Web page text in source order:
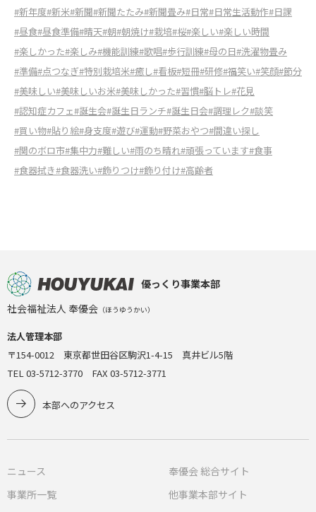
#新年度#新米#新聞#新聞たたみ#新聞畳み#日常#日常生活動作#日課
#昼食#昼食準備#晴天#朝#朝焼け#栽培#桜#楽しい#楽しい時間
#楽しかった#楽しみ#機能訓練#歌唱#歩行訓練#母の日#洗濯物畳み
#準備#点つなぎ#特別栽培米#癒し#看板#短冊#研修#福笑い#笑顔#節分
#美味しい#美味しいお米#美味しかった#習慣#脳トレ#花見
#認知症カフェ#誕生会#誕生日ランチ#誕生日会#調理レク#談笑
#買い物#貼り絵#身支度#遊び#運動#野菜おやつ#間違い探し
#関のボロ市#集中力#難しい#雨のち晴れ#頑張っています#食事
#食器拭き#食器洗い#飾りつけ#飾り付け#高齢者
優っくり事業本部
社会福祉法人 奉優会 （ほうゆうかい）
法人管理本部
〒154-0012 東京都世田谷区駒沢1-4-15 真井ビル5階
TEL 03-5712-3770 FAX 03-5712-3771
本部へのアクセス
ニュース
事業所一覧
奉優会 総合サイト
他事業本部サイト